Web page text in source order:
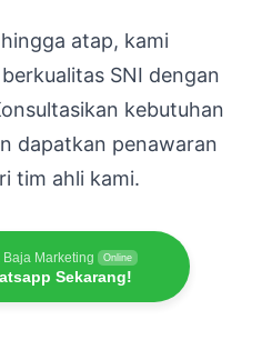
atap, kami
SNI dengan
kebutuhan
dapatkan penawaran
tim ahli kami.
Baja Marketing Online
Sekarang!